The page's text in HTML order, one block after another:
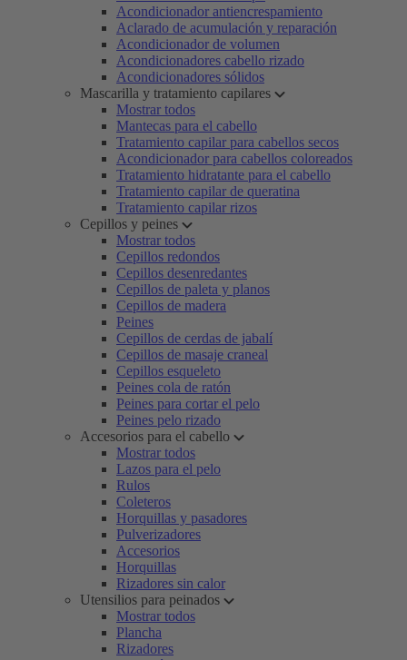
Acondicionador antiencrespamiento
Aclarado de acumulación y reparación
Acondicionador de volumen
Acondicionadores cabello rizado
Acondicionadores sólidos
Mascarilla y tratamiento capilares
Mostrar todos
Mantecas para el cabello
Tratamiento capilar para cabellos secos
Acondicionador para cabellos coloreados
Tratamiento hidratante para el cabello
Tratamiento capilar de queratina
Tratamiento capilar rizos
Cepillos y peines
Mostrar todos
Cepillos redondos
Cepillos desenredantes
Cepillos de paleta y planos
Cepillos de madera
Peines
Cepillos de cerdas de jabalí
Cepillos de masaje craneal
Cepillos esqueleto
Peines cola de ratón
Peines para cortar el pelo
Peines pelo rizado
Accesorios para el cabello
Mostrar todos
Lazos para el pelo
Rulos
Coleteros
Horquillas y pasadores
Pulverizadores
Accesorios
Horquillas
Rizadores sin calor
Utensilios para peinados
Mostrar todos
Plancha
Rizadores